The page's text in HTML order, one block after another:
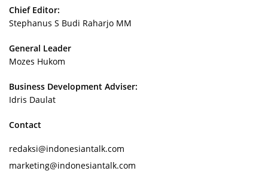
Chief Editor:
Stephanus S Budi Raharjo MM
General Leader
Mozes Hukom
Business Development Adviser:
Idris Daulat
Contact
redaksi@indonesiantalk.com
marketing@indonesiantalk.com